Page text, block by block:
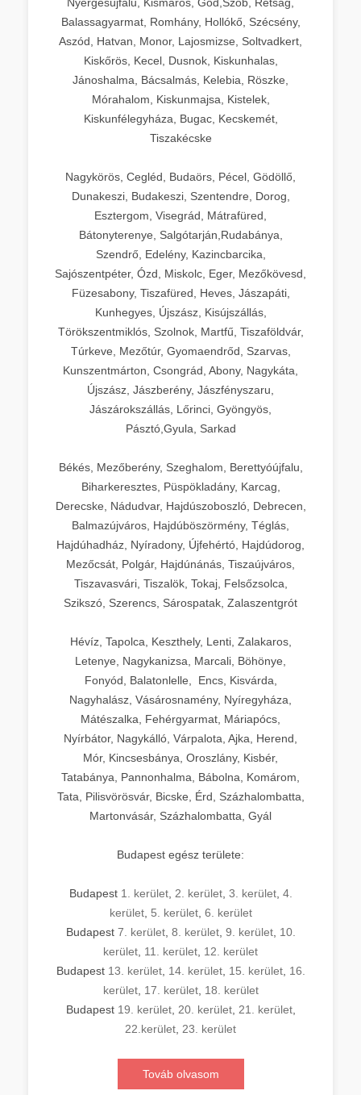
Balassagyarmat, Romhány, Hollókő, Szécsény,
Aszód, Hatvan, Monor, Lajosmizse, Soltvadkert,
Kiskőrös, Kecel, Dusnok, Kiskunhalas,
Jánoshalma, Bácsalmás, Kelebia, Röszke,
Mórahalom, Kiskunmajsa, Kistelek,
Kiskunfélegyháza, Bugac, Kecskemét,
Tiszakécske
Nagykörös, Cegléd, Budaörs, Pécel, Gödöllő,
Dunakeszi, Budakeszi, Szentendre, Dorog,
Esztergom, Visegrád, Mátrafüred,
Bátonyterenye, Salgótarján,Rudabánya,
Szendrő, Edelény, Kazincbarcika,
Sajószentpéter, Ózd, Miskolc, Eger, Mezőkövesd,
Füzesabony, Tiszafüred, Heves, Jászapáti,
Kunhegyes, Újszász, Kisújszállás,
Törökszentmiklós, Szolnok, Martfű, Tiszaföldvár,
Túrkeve, Mezőtúr, Gyomaendrőd, Szarvas,
Kunszentmárton, Csongrád, Abony, Nagykáta,
Újszász, Jászberény, Jászfényszaru,
Jászárokszállás, Lőrinci, Gyöngyös,
Pásztó,Gyula, Sarkad
Békés, Mezőberény, Szeghalom, Berettyóújfalu,
Biharkeresztes, Püspökladány, Karcag,
Derecske, Nádudvar, Hajdúszoboszló, Debrecen,
Balmazújváros, Hajdúböszörmény, Téglás,
Hajdúhadház, Nyíradony, Újfehértó, Hajdúdorog,
Mezőcsát, Polgár, Hajdúnánás, Tiszaújváros,
Tiszavasvári, Tiszalök, Tokaj, Felsőzsolca,
Szikszó, Szerencs, Sárospatak, Zalaszentgrót
Hévíz, Tapolca, Keszthely, Lenti, Zalakaros,
Letenye, Nagykanizsa, Marcali, Böhönye,
Fonyód, Balatonlelle, Encs, Kisvárda,
Nagyhalász, Vásárosnamény, Nyíregyháza,
Mátészalka, Fehérgyarmat, Máriapócs,
Nyírbátor, Nagykálló, Várpalota, Ajka, Herend,
Mór, Kincsesbánya, Oroszlány, Kisbér,
Tatabánya, Pannonhalma, Bábolna, Komárom,
Tata, Pilisvörösvár, Bicske, Érd, Százhalombatta,
Martonvásár, Százhalombatta, Gyál
Budapest egész területe:
Budapest 1. kerület, 2. kerület, 3. kerület, 4.
kerület, 5. kerület, 6. kerület
Budapest 7. kerület, 8. kerület, 9. kerület, 10.
kerület 11. kerület 12. kerület
Budapest 13. kerület, 14. kerület, 15. kerület, 16.
kerület, 17. kerület, 18. kerület
Budapest 19. kerület, 20. kerület, 21. kerület,
22.kerület 23. kerület
Továb olvasom